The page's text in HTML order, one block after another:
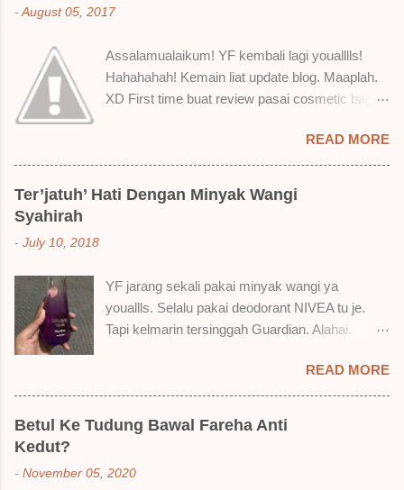
t
- August 05, 2017
Assalamualaikum! YF kembali lagi youalllls!
Hahahahah! Kemain liat update blog. Maaplah.
XD First time buat review pasai cosmetic bagai
Nak jadikan cerita, a ku baru je beli liquid lipstick
brand SoBella ni. Siap beli 3 kau! Adeh! Dari
atas, Cornflakes Madu, Strawberry Semprit &
Rose Makmur Setelah dicuba dengan pelbagai
suka tu boleh adjust. Don't worry! Aku start
dengan yang elok dulu lah ek! Pros 1) OMG!
Ringan gila tekstur dia bila dah kering. Serious!
Lembut plak jadinya bibir ni and smooth gitu. 3)
Bila minum air, still nampak bekas lipstick kat
gelas tapi tak obvious pun. Sikit sangat. Tapi tak
makan berpinggan-pinggan. 4) Senang nak
READ MORE
Ter’jatuh’ Hati Dengan Minyak Wangi
Syahirah
- July 10, 2018
YF jarang sekali pakai minyak wangi ya
youallls. Selalu pakai deodorant NIVEA tu je.
Tapi kelmarin tersinggah Guardian. Alahai.
dalam Guardian, ternampaklah minyak wangi
Syahirah ni. Kebetulan ada sale . RM18 je tau.
Harga adal tak pasti plak. May be dalam RM20
macam tu. Dah lama tak pakai perfume , ambil
redhanya sebab tak tahu lah wangian dia tu
READ MORE
Betul Ke Tudung Bawal Fareha Anti
Kedut?
- November 05, 2020